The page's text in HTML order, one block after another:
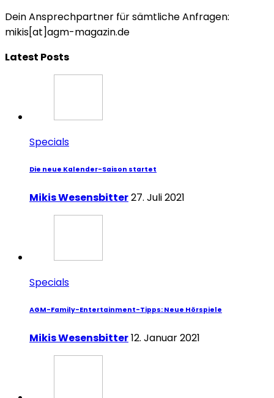
Dein Ansprechpartner für sämtliche Anfragen:
mikis[at]agm-magazin.de
Latest Posts
Specials
Die neue Kalender-Saison startet
Mikis Wesensbitter27. Juli 2021
Specials
AGM-Family-Entertainment-Tipps: Neue Hörspiele
Mikis Wesensbitter12. Januar 2021